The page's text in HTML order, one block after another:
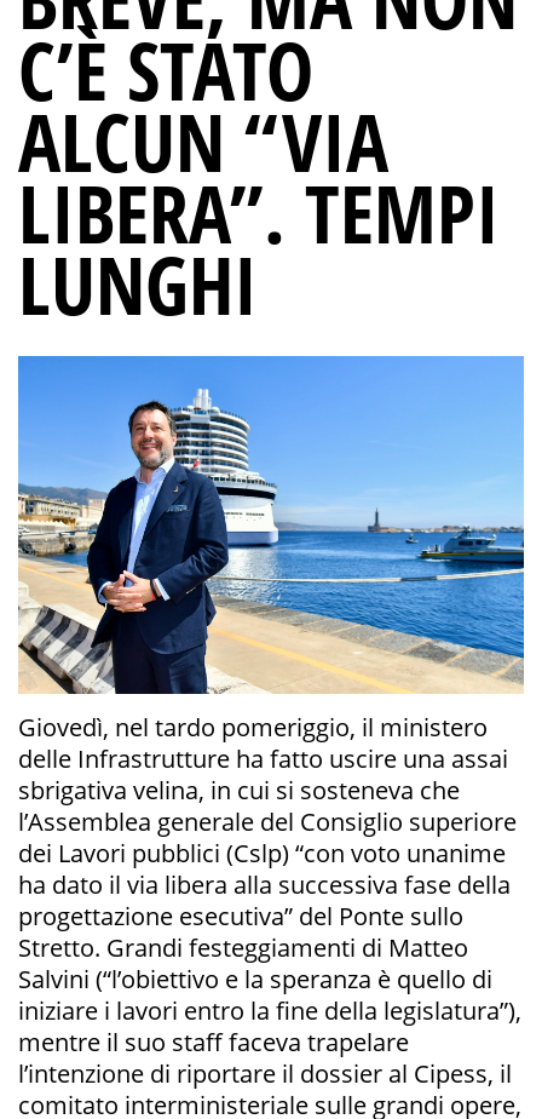
C’È STATO
ALCUN “VIA
LIBERA”. TEMPI
LUNGHI
Giovedì, nel tardo pomeriggio, il ministero
delle Infrastrutture ha fatto uscire una assai
sbrigativa velina, in cui si sosteneva che
l’Assemblea generale del Consiglio superiore
dei Lavori pubblici (Cslp) “con voto unanime
ha dato il via libera alla successiva fase della
progettazione esecutiva” del Ponte sullo
Stretto. Grandi festeggiamenti di Matteo
Salvini (“l’obiettivo e la speranza è quello di
iniziare i lavori entro la fine della legislatura”),
mentre il suo staff faceva trapelare
l’intenzione di riportare il dossier al Cipess, il
comitato interministeriale sulle grandi opere,